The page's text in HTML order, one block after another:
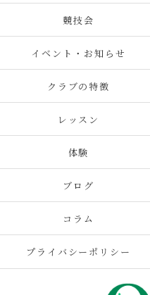
競技会
イベント・お知らせ
クラブの特徴
レッスン
体験
ブログ
コラム
プライバシーポリシー